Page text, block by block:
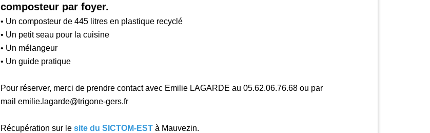
composteur par foyer.
• Un composteur de 445 litres en plastique recyclé
• Un petit seau pour la cuisine
• Un mélangeur
• Un guide pratique
Pour réserver, merci de prendre contact avec Emilie LAGARDE au 05.62.06.76.68 ou par
mail emilie.lagarde@trigone-gers.fr
Récupération sur le site du SICTOM-EST à Mauvezin.